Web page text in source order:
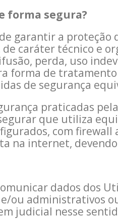
forma segura?
garantir a
caráter técnico e
perda, uso
forma de
de segurança
praticadas
que utiliza
com
na internet,
dados dos
ou administrativos
judicial nesse